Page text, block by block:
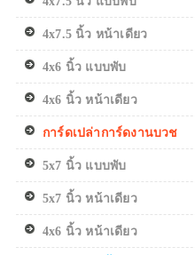
4x7.5 นิ้ว หน้าเดียว
4x6 นิ้ว แบบพับ
4x6 นิ้ว หน้าเดียว
การ์ดเปล่าการ์ดงานบวช
5x7 นิ้ว แบบพับ
5x7 นิ้ว หน้าเดียว
4x6 นิ้ว หน้าเดียว